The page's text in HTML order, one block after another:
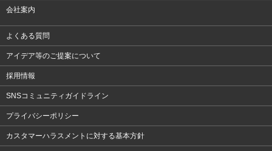
会社案内
よくある質問
アイデア等のご提案について
採用情報
SNSコミュニティガイドライン
プライバシーポリシー
カスタマーハラスメントに対する基本方針